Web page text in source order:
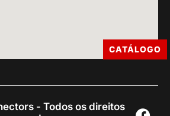
- Todos os direitos
CATÁLOGO